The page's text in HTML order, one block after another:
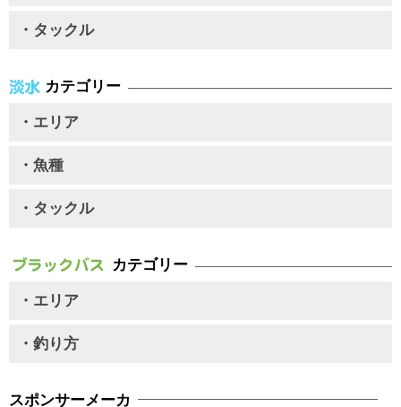
・タックル
カテゴリー
・エリア
・魚種
・タックル
カテゴリー
・エリア
・釣り方
スポンサーメーカ